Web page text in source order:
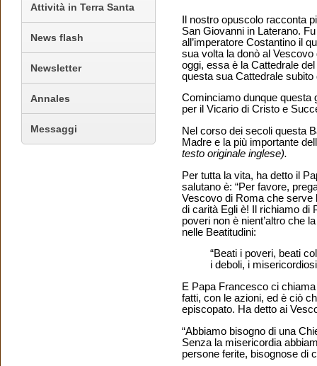
Attività in Terra Santa
News flash
Newsletter
Annales
Messaggi
Il nostro opuscolo racconta
San Giovanni in Laterano.
all’imperatore Costantino il
sua volta la donò al
oggi, essa è la Cattedrale
questa sua Cattedrale subito
Cominciamo dunque questa
per il Vicario di Cristo e
Nel corso dei secoli questa
Madre e la più importante
testo originale inglese).
Per tutta la vita, ha detto il
salutano è: “Per favore,
Vescovo di Roma che serve
di carità Egli è! Il richiamo di
poveri non è nient’altro che
nelle Beatitudini:
“Beati i poveri, beati
i deboli, i
E Papa Francesco ci
fatti, con le azioni, ed è ciò
episcopato. Ha detto ai
“Abbiamo bisogno di una
Senza la misericordia
persone ferite, bisognose di